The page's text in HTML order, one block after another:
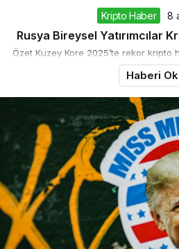
Kripto Haber 8
Rusya Bireysel Yatırımcılar
Özet Kuzey Kore 2025’te rekor kripto
Haberi